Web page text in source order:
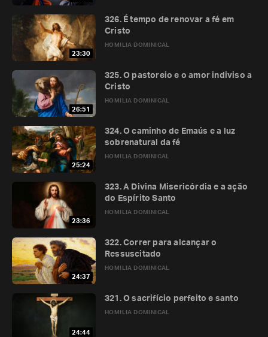
23:30
HOMILIA DOMINICAL
326. É tempo de renovar a fé em
Cristo
26:51
HOMILIA DOMINICAL
325. O pastoreio e o amor indiviso a
Cristo
25:24
HOMILIA DOMINICAL
324. O caminho de Emaús e a luz
sobrenatural da fé
23:36
HOMILIA DOMINICAL
323. A Divina Misericórdia e a ação
do Espírito Santo
24:37
HOMILIA DOMINICAL
322. Correr para alcançar o
Ressuscitado
24:44
HOMILIA DOMINICAL
321. O sacrifício perfeito e santo